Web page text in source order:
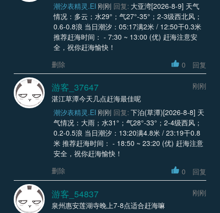
潮汐表精灵.EI 刚刚 回复: 大亚湾[2026-8-9] 天气
情况：多云；水29°；气27°-35°；2-3级西北风；
0.6-0.8浪 当日潮汐：05:17满2米 / 12:50干0.3米
推荐赶海时间： - 7:30 ~ 13:00 (优) 赶海注意安
全，祝你赶海愉快！
删除
0 回复
游客_37647
刚刚
湛江草潭今天几点赶海最佳呢
潮汐表精灵.EI 刚刚 回复: 下泊(草潭)[2026-8-8] 天
气情况：大雨；水31°；气28°-33°；2-4级西风；
0.2-0.5浪 当日潮汐：13:20满4.8米 / 23:19干0.8
米 推荐赶海时间： - 18:50 ~ 23:20 (优) 赶海注意
安全，祝你赶海愉快！
删除
0 回复
游客_54837
刚刚
泉州惠安莲湖寺晚上7-8点适合赶海嘛